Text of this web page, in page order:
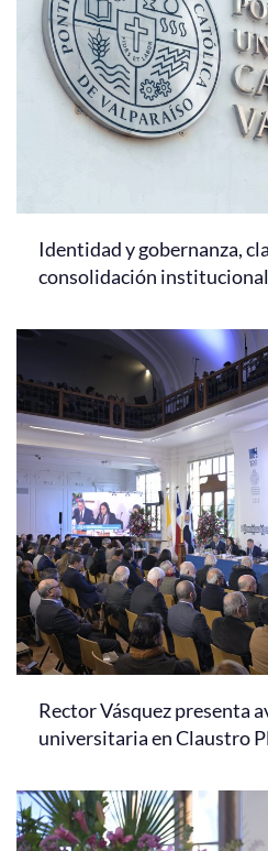
Identidad y gobernanza,
consolidación institucional
Rector Vásquez presenta
universitaria en Claustro